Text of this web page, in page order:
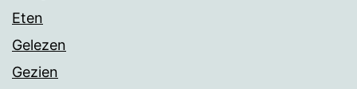
Eten
Gelezen
Gezien